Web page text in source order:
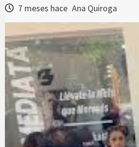
7 meses hace Ana Quiroga